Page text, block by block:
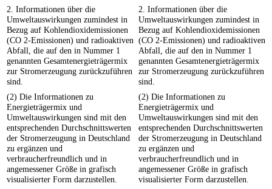
2. Informationen über die
Umweltauswirkungen zumindest in
Bezug auf Kohlendioxidemissionen
(CO 2-Emissionen) und radioaktiven
Abfall, die auf den in Nummer 1
genannten Gesamtenergieträgermix
zur Stromerzeugung zurückzuführen
sind.
2. Informationen über die
Umweltauswirkungen zumindest in
Bezug auf Kohlendioxidemissionen
(CO 2-Emissionen) und radioaktiven
Abfall, die auf den in Nummer 1
genannten Gesamtenergieträgermix
zur Stromerzeugung zurückzuführen
sind.
(2) Die Informationen zu
Energieträgermix und
Umweltauswirkungen sind mit den
entsprechenden Durchschnittswerten
der Stromerzeugung in Deutschland
zu ergänzen und
verbraucherfreundlich und in
angemessener Größe in grafisch
visualisierter Form darzustellen.
(2) Die Informationen zu
Energieträgermix und
Umweltauswirkungen sind mit den
entsprechenden Durchschnittswerten
der Stromerzeugung in Deutschland
zu ergänzen und
verbraucherfreundlich und in
angemessener Größe in grafisch
visualisierter Form darzustellen.